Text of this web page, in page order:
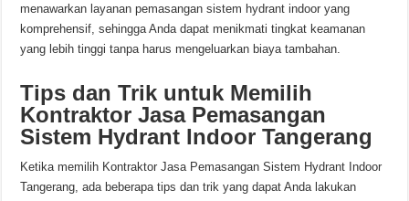
menawarkan layanan pemasangan sistem hydrant indoor yang
komprehensif, sehingga Anda dapat menikmati tingkat keamanan
yang lebih tinggi tanpa harus mengeluarkan biaya tambahan.
Tips dan Trik untuk Memilih
Kontraktor Jasa Pemasangan
Sistem Hydrant Indoor Tangerang
Ketika memilih Kontraktor Jasa Pemasangan Sistem Hydrant Indoor
Tangerang, ada beberapa tips dan trik yang dapat Anda lakukan